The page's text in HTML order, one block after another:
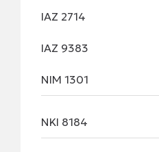
ΙΑΖ 2714
ΙΑΖ 9383
ΝΙΜ 1301
ΝΚΙ 8184